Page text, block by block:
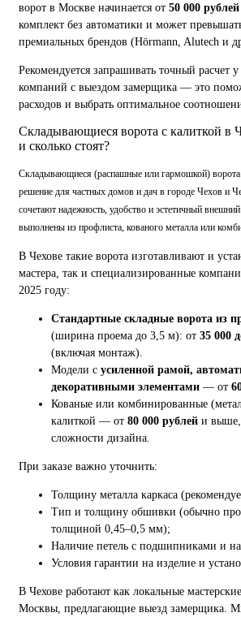
ворот в Москве начинается от 50 000 рублей
комплект без автоматики и может
премиальных брендов (Hörmann, Alutech и
Рекомендуется запрашивать точный расчет
компаний с выездом замерщика — это
расходов и выбрать оптимальное
Складывающиеся ворота с калиткой в
и сколько стоят?
Складывающиеся (распашные или гармошкой)
решение для частных домов и дач в городе Чехов и
сочетают надежность, удобство и эстетичный
выполнены из профлиста, кованого металла или
В Чехове такие ворота изготавливают и
мастера, так и специализированные
2025 году:
Стандартные складные ворота из
(ширина проема до 3,5 м): от 35 000
(включая монтаж).
Модели с усиленной рамой,
декоративными элементами — от
Кованые или комбинированные
калиткой — от 80 000 рублей и выше,
сложности дизайна.
При заказе важно уточнить:
Толщину металла каркаса
Тип и толщину обшивки (обычно
толщиной 0,45–0,5 мм);
Наличие петель с подшипниками и
Условия гарантии на изделие и
В Чехове работают как локальные
Москвы, предлагающие выезд замерщика.